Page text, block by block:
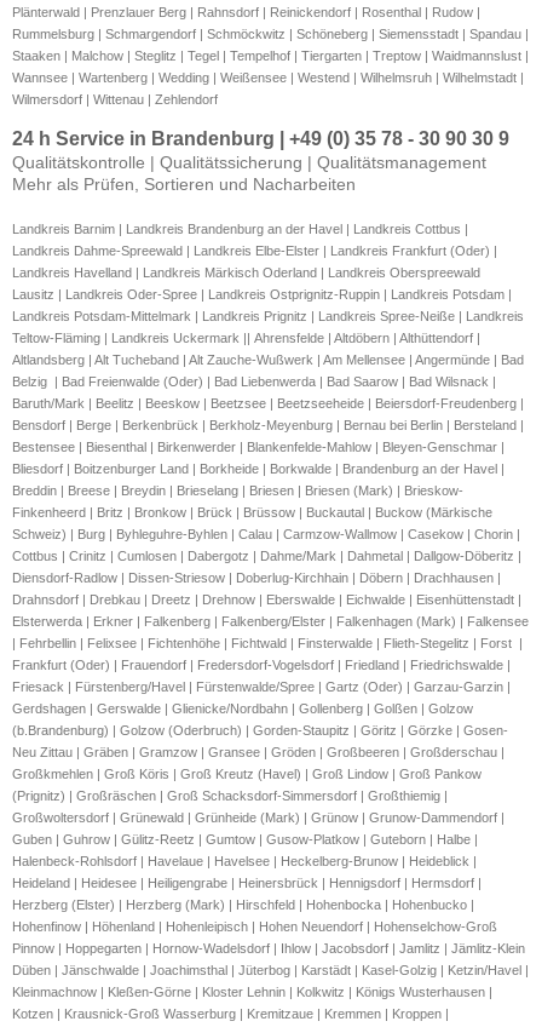
Plänterwald | Prenzlauer Berg | Rahnsdorf | Reinickendorf | Rosenthal | Rudow |
Rummelsburg | Schmargendorf | Schmöckwitz | Schöneberg | Siemensstadt | Spandau |
Staaken | Malchow | Steglitz | Tegel | Tempelhof | Tiergarten | Treptow | Waidmannslust |
Wannsee | Wartenberg | Wedding | Weißensee | Westend | Wilhelmsruh | Wilhelmstadt |
Wilmersdorf | Wittenau | Zehlendorf
24 h Service in Brandenburg | +49 (0) 35 78 - 30 90 30 9
Qualitätskontrolle | Qualitätssicherung | Qualitätsmanagement
Mehr als Prüfen, Sortieren und Nacharbeiten
Landkreis Barnim | Landkreis Brandenburg an der Havel | Landkreis Cottbus |
Landkreis Dahme-Spreewald | Landkreis Elbe-Elster | Landkreis Frankfurt (Oder) |
Landkreis Havelland | Landkreis Märkisch Oderland | Landkreis Oberspreewald
Lausitz | Landkreis Oder-Spree | Landkreis Ostprignitz-Ruppin | Landkreis Potsdam |
Landkreis Potsdam-Mittelmark | Landkreis Prignitz | Landkreis Spree-Neiße | Landkreis
Teltow-Fläming | Landkreis Uckermark || Ahrensfelde | Altdöbern | Althüttendorf |
Altlandsberg | Alt Tucheband | Alt Zauche-Wußwerk | Am Mellensee | Angermünde | Bad
Belzig | Bad Freienwalde (Oder) | Bad Liebenwerda | Bad Saarow | Bad Wilsnack |
Baruth/Mark | Beelitz | Beeskow | Beetzsee | Beetzseeheide | Beiersdorf-Freudenberg |
Bensdorf | Berge | Berkenbrück | Berkholz-Meyenburg | Bernau bei Berlin | Bersteland |
Bestensee | Biesenthal | Birkenwerder | Blankenfelde-Mahlow | Bleyen-Genschmar |
Bliesdorf | Boitzenburger Land | Borkheide | Borkwalde | Brandenburg an der Havel |
Breddin | Breese | Breydin | Brieselang | Briesen | Briesen (Mark) | Brieskow-
Finkenheerd | Britz | Bronkow | Brück | Brüssow | Buckautal | Buckow (Märkische
Schweiz) | Burg | Byhleguhre-Byhlen | Calau | Carmzow-Wallmow | Casekow | Chorin |
Cottbus | Crinitz | Cumlosen | Dabergotz | Dahme/Mark | Dahmetal | Dallgow-Döberitz |
Diensdorf-Radlow | Dissen-Striesow | Doberlug-Kirchhain | Döbern | Drachhausen |
Drahnsdorf | Drebkau | Dreetz | Drehnow | Eberswalde | Eichwalde | Eisenhüttenstadt |
Elsterwerda | Erkner | Falkenberg | Falkenberg/Elster | Falkenhagen (Mark) | Falkensee
| Fehrbellin | Felixsee | Fichtenhöhe | Fichtwald | Finsterwalde | Flieth-Stegelitz | Forst |
Frankfurt (Oder) | Frauendorf | Fredersdorf-Vogelsdorf | Friedland | Friedrichswalde |
Friesack | Fürstenberg/Havel | Fürstenwalde/Spree | Gartz (Oder) | Garzau-Garzin |
Gerdshagen | Gerswalde | Glienicke/Nordbahn | Gollenberg | Golßen | Golzow
(b.Brandenburg) | Golzow (Oderbruch) | Gorden-Staupitz | Göritz | Görzke | Gosen-
Neu Zittau | Gräben | Gramzow | Gransee | Gröden | Großbeeren | Großderschau |
Großkmehlen | Groß Köris | Groß Kreutz (Havel) | Groß Lindow | Groß Pankow
(Prignitz) | Großräschen | Groß Schacksdorf-Simmersdorf | Großthiemig |
Großwoltersdorf | Grünewald | Grünheide (Mark) | Grünow | Grunow-Dammendorf |
Guben | Guhrow | Gülitz-Reetz | Gumtow | Gusow-Platkow | Guteborn | Halbe |
Halenbeck-Rohlsdorf | Havelaue | Havelsee | Heckelberg-Brunow | Heideblick |
Heideland | Heidesee | Heiligengrabe | Heinersbrück | Hennigsdorf | Hermsdorf |
Herzberg (Elster) | Herzberg (Mark) | Hirschfeld | Hohenbocka | Hohenbucko |
Hohenfinow | Höhenland | Hohenleipisch | Hohen Neuendorf | Hohenselchow-Groß
Pinnow | Hoppegarten | Hornow-Wadelsdorf | Ihlow | Jacobsdorf | Jamlitz | Jämlitz-Klein
Düben | Jänschwalde | Joachimsthal | Jüterbog | Karstädt | Kasel-Golzig | Ketzin/Havel |
Kleinmachnow | Kleßen-Görne | Kloster Lehnin | Kolkwitz | Königs Wusterhausen |
Kotzen | Krausnick-Groß Wasserburg | Kremitzaue | Kremmen | Kroppen |